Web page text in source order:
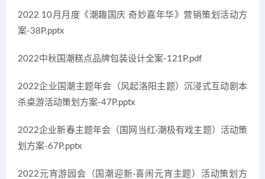
2022 10月月度《潮趣国庆 奇妙嘉年华》营销策划活动方
案-38P.pptx
2022中秋国潮糕点品牌包装设计全案-121P.pdf
2022企业国潮主题年会（风起洛阳主题）沉浸式互动剧本
杀桌游活动策划方案-47P.pptx
2022企业新春主题年会（国网当红·潮极有戏主题）活动策
划方案-67P.pptx
2022元宵游园会（国潮迎新·喜闹元宵主题）活动策划方